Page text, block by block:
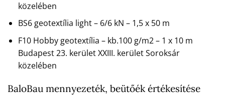
közelében
BS6 geotextília light – 6/6 kN – 1,5 x 50 m
F10 Hobby geotextília – kb.100 g/m2 – 1 x 10 m
Budapest 23. kerület XXIII. kerület Soroksár
közelében
BaloBau mennyezeték, beütőék értékesítése